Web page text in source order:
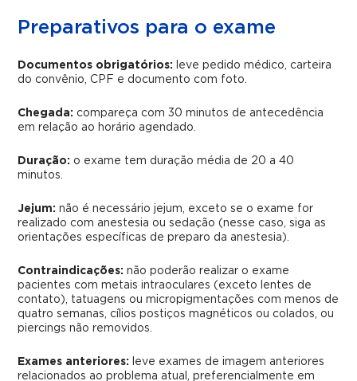
Preparativos para o exame
Documentos obrigatórios:
leve pedido médico, carteira
do convênio, CPF e documento com foto.
Chegada: compareça com 30 minutos de antecedência
em relação ao horário agendado.
Duração: o exame tem duração média de 20 a 40
minutos.
Jejum: não é necessário jejum, exceto se o exame for
realizado com anestesia ou sedação (nesse caso, siga as
orientações específicas de preparo da anestesia).
Contraindicações:não poderão realizar o exame
pacientes com metais intraoculares (exceto lentes de
contato), tatuagens ou micropigmentações com menos de
quatro semanas, cílios postiços magnéticos ou colados, ou
piercings não removidos.
Exames anteriores:
leve exames de imagem anteriores
relacionados ao problema atual, preferencialmente em